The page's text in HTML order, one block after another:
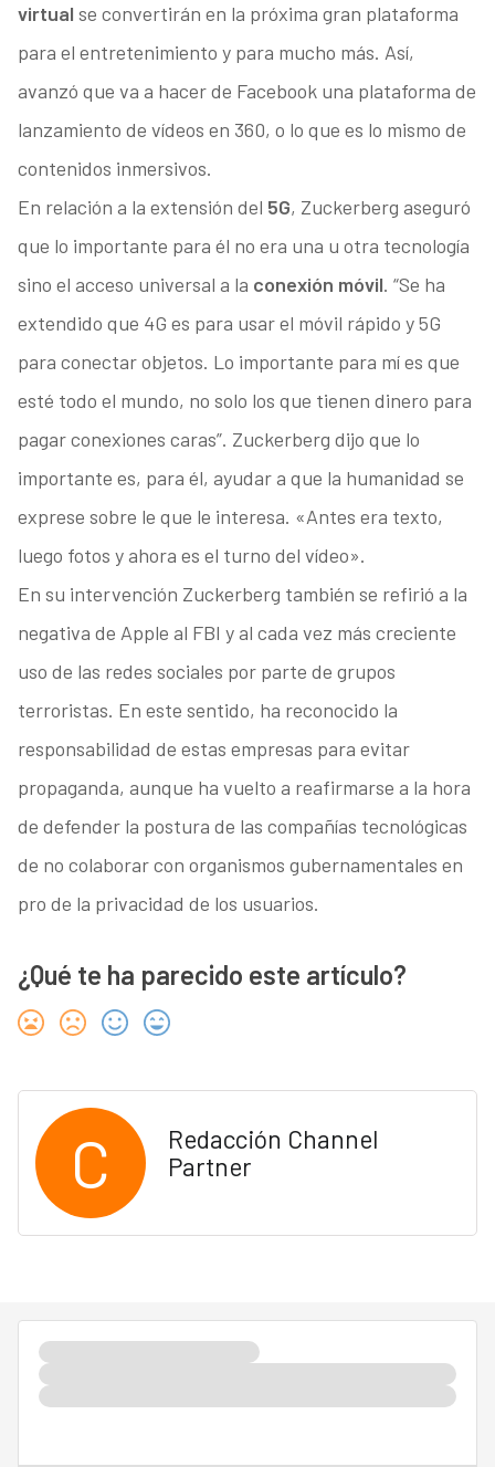
virtual se convertirán en la próxima gran plataforma
para el entretenimiento y para mucho más. Así,
avanzó que va a hacer de Facebook una plataforma de
lanzamiento de vídeos en 360, o lo que es lo mismo de
contenidos inmersivos.
En relación a la extensión del 5G, Zuckerberg aseguró
que lo importante para él no era una u otra tecnología
sino el acceso universal a la conexión móvil. “Se ha
extendido que 4G es para usar el móvil rápido y 5G
para conectar objetos. Lo importante para mí es que
esté todo el mundo, no solo los que tienen dinero para
pagar conexiones caras”. Zuckerberg dijo que lo
importante es, para él, ayudar a que la humanidad se
exprese sobre le que le interesa. «Antes era texto,
luego fotos y ahora es el turno del vídeo».
En su intervención Zuckerberg también se refirió a la
negativa de Apple al FBI y al cada vez más creciente
uso de las redes sociales por parte de grupos
terroristas. En este sentido, ha reconocido la
responsabilidad de estas empresas para evitar
propaganda, aunque ha vuelto a reafirmarse a la hora
de defender la postura de las compañías tecnológicas
de no colaborar con organismos gubernamentales en
pro de la privacidad de los usuarios.
¿Qué te ha parecido este artículo?
C
Redacción Channel
Partner